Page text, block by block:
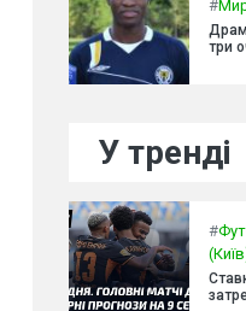
#
три
У тренді
#